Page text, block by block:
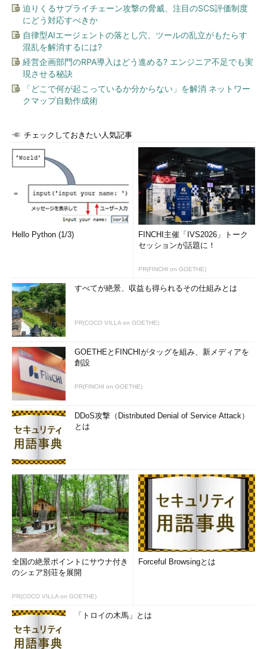
迫りくるサプライチェーン攻撃の脅威、注目のSCS評価制度
にどう対応すべきか
自律型AIエージェントの落とし穴、ツールの乱立がもたらす
混乱を解消するには?
経営企画部門のRPA導入はどう進める? エンジニア不足でも実
現させる秘訣
「どこで何が起こっているか分からない」を解消 ネットワー
クマップ自動作成術
チェックしておきたい人気記事
Hello Python (1/3)
FINCHI主催「IVS2026」トーク
セッションが話題に！
PR(FINCHI on GOETHE)
すべてが絶景、収益も得られるその仕組みとは
PR(COCO VILLA on GOETHE)
GOETHEとFINCHIがタッグを組み、新メディアを
創設
PR(FINCHI on GOETHE)
DDoS攻撃（Distributed Denial of Service Attack）
とは
全国の絶景ポイントにサウナ付き
のシェア別荘を展開
PR(COCO VILLA on GOETHE)
Forceful Browsingとは
「トロイの木馬」とは